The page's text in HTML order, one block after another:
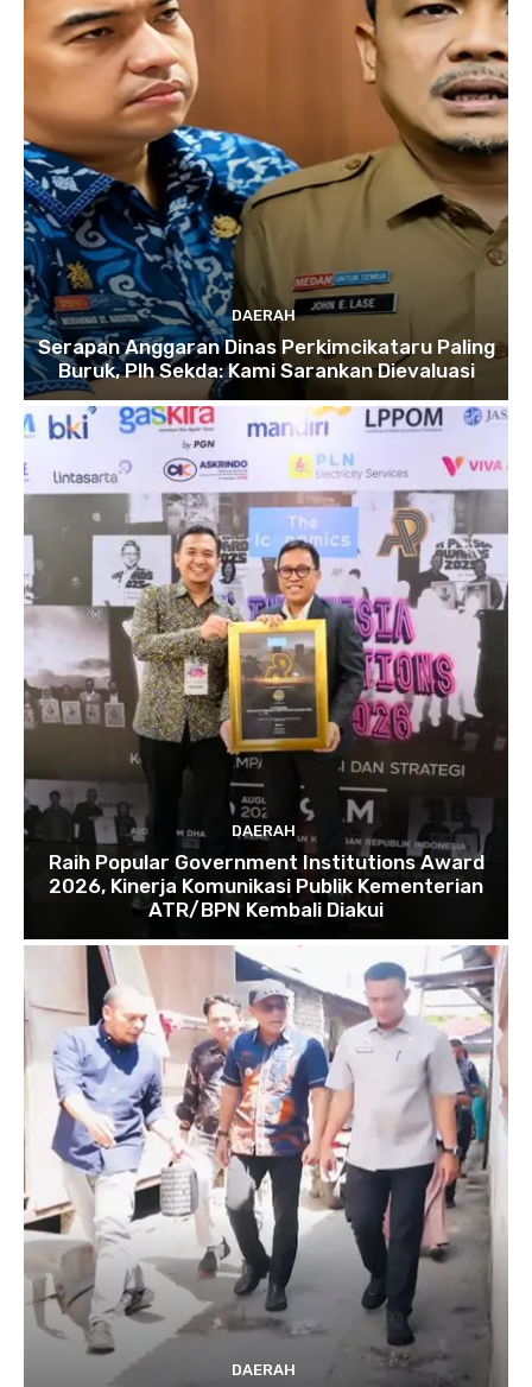
DAERAH
Serapan Anggaran Dinas Perkimcikataru Paling
Buruk, Plh Sekda: Kami Sarankan Dievaluasi
DAERAH
Raih Popular Government Institutions Award
2026, Kinerja Komunikasi Publik Kementerian
ATR/BPN Kembali Diakui
DAERAH